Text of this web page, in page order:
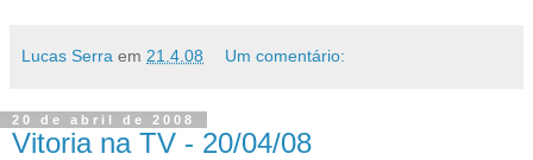
Lucas Serra em 21.4.08 Um comentário:
20 de abril de 2008
Vitoria na TV - 20/04/08